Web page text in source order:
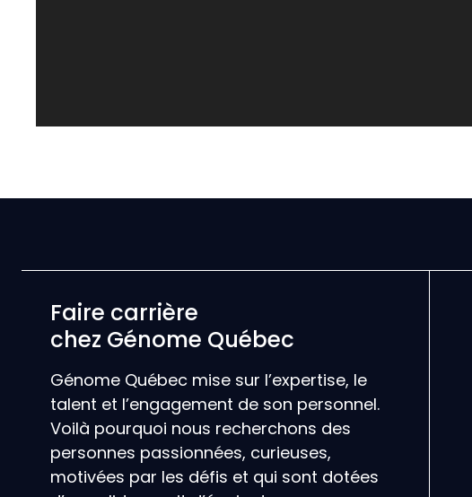
Faire carrière
chez Génome Québec
Génome Québec mise sur l’expertise, le
talent et l’engagement de son personnel.
Voilà pourquoi nous recherchons des
personnes passionnées, curieuses,
motivées par les défis et qui sont dotées